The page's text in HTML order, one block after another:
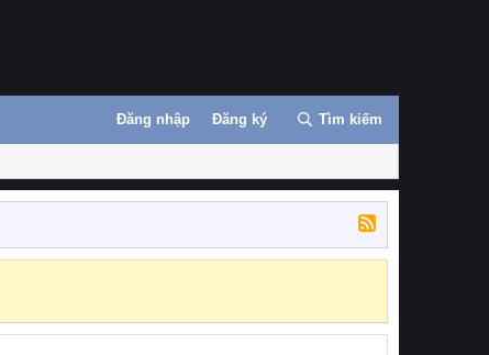
Đăng nhập Đăng ký Tìm kiếm